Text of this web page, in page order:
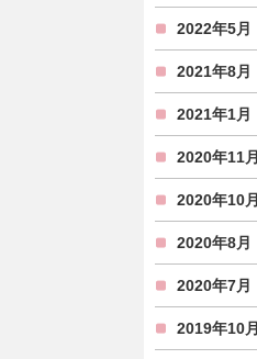
2022年5月
2021年8月
2021年1月
2020年11月
2020年10月
2020年8月
2020年7月
2019年10月